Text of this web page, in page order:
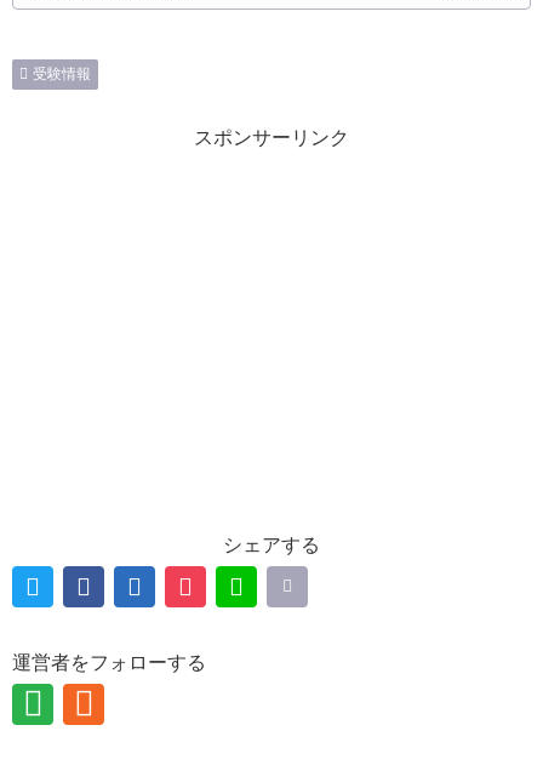
受験情報
スポンサーリンク
シェアする
運営者をフォローする